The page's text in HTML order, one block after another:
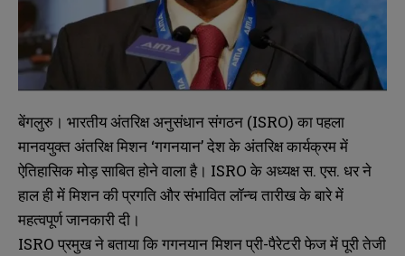
बेंगलुरु। भारतीय अंतरिक्ष अनुसंधान संगठन (ISRO) का पहला
मानवयुक्त अंतरिक्ष मिशन ‘गगनयान’ देश के अंतरिक्ष कार्यक्रम में
ऐतिहासिक मोड़ साबित होने वाला है। ISRO के अध्यक्ष स. एस. धर ने
हाल ही में मिशन की प्रगति और संभावित लॉन्च तारीख के बारे में
महत्वपूर्ण जानकारी दी।
ISRO प्रमुख ने बताया कि गगनयान मिशन प्री-पैरेटरी फेज में पूरी तेजी